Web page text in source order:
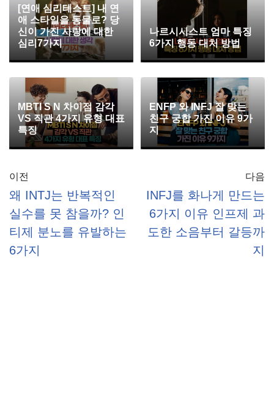
[연애 심리테스트] 내 연
애 스타일을 동물로? 당
신이 가진 사랑에 대한
심리7가지
나르시시스트 엄마 특징
6가지 행동 대처 방법
MBTI S N 차이점 감각
VS 직관 4가지 유형 대표
특징
ENFP 와 INFJ 잘 맞는
친구 궁합 가진 이유 9가
지
이전
왜 INTJ는 반복적인
실수를 못 참을까? 인
티제 분노를 유발하는
6가지
다음
INFJ를 화나게 만드는
6가지 이유 인프제 과
도한 소음부터 갈등까
지